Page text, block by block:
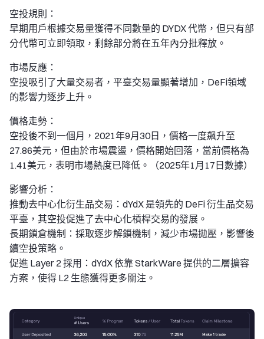
空投規則：
早期用戶根據交易量獲得不同數量的 DYDX 代幣，但只有部
分代幣可立即領取，剩餘部分將在五年內分批釋放。
市場反應：
空投吸引了大量交易者，平臺交易量顯著增加，DeFi領域
的影響力逐步上升。
價格走勢：
空投後不到一個月，2021年9月30日，價格一度飆升至
27.86美元，但由於市場震盪，價格開始回落，當前價格為
1.41美元，表明市場熱度已降低。（2025年1月17日數據）
影響分析：
推動去中心化衍生品交易：dYdX 是領先的 DeFi 衍生品交易
平臺，其空投促進了去中心化槓桿交易的發展。
長期鎖倉機制：採取逐步解鎖機制，減少市場拋壓，影響後
續空投策略。
促進 Layer 2 採用：dYdX 依靠 StarkWare 提供的二層擴容
方案，使得 L2 生態獲得更多關注。